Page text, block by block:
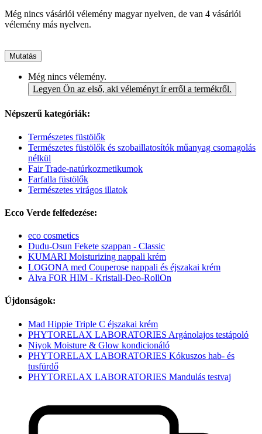
Még nincs vásárlói vélemény magyar nyelven, de van 4 vásárlói
vélemény más nyelven.
Mutatás
Még nincs vélemény.
Legyen Ön az első, aki véleményt ír erről a termékről.
Népszerű kategóriák:
Természetes füstölők
Természetes füstölők és szobaillatosítók műanyag csomagolás
nélkül
Fair Trade-natúrkozmetikumok
Farfalla füstölők
Természetes virágos illatok
Ecco Verde felfedezése:
eco cosmetics
Dudu-Osun Fekete szappan - Classic
KUMARI Moisturizing nappali krém
LOGONA med Couperose nappali és éjszakai krém
Alva FOR HIM - Kristall-Deo-RollOn
Újdonságok:
Mad Hippie Triple C éjszakai krém
PHYTORELAX LABORATORIES Argánolajos testápoló
Niyok Moisture & Glow kondicionáló
PHYTORELAX LABORATORIES Kókuszos hab- és
tusfürdő
PHYTORELAX LABORATORIES Mandulás testvaj